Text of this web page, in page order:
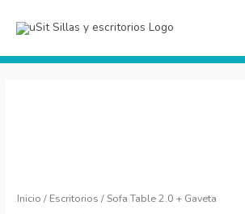
Inicio / Escritorios / Sofa Table 2.0 + Gaveta
cantidad